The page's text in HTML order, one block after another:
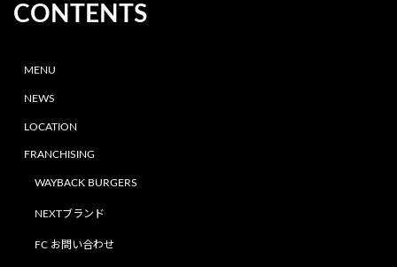
CONTENTS
MENU
NEWS
LOCATION
FRANCHISING
WAYBACK BURGERS
NEXTブランド
FC お問い合わせ